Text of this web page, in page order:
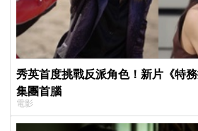
秀英首度挑戰反派角色！新片《特
集團首腦
電影